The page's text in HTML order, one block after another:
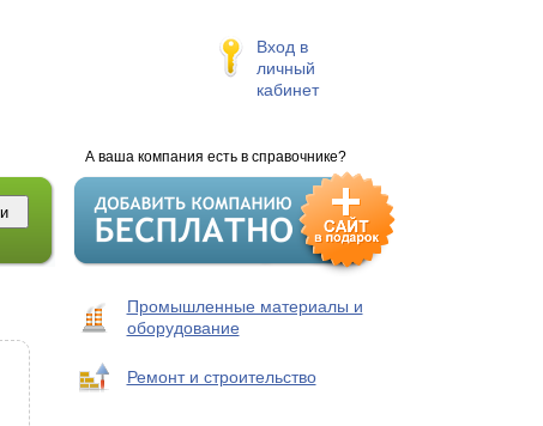
Вход в
личный
кабинет
А ваша компания есть в справочнике?
Промышленные материалы и
оборудование
Ремонт и строительство